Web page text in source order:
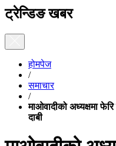
ट्रेन्डिङ खबर
होमपेज
/
समाचार
/
माओवादीको अध्यक्षमा
दाबी